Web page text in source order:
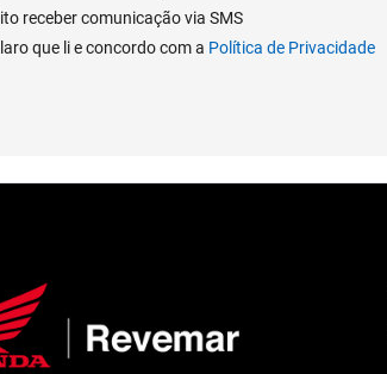
receber comunicação via SMS
que li e concordo com a Política de Privacidade